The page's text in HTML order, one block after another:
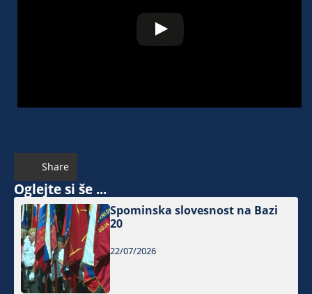
Share
Oglejte si še ...
Spominska slovesnost na Bazi
20
22/07/2026